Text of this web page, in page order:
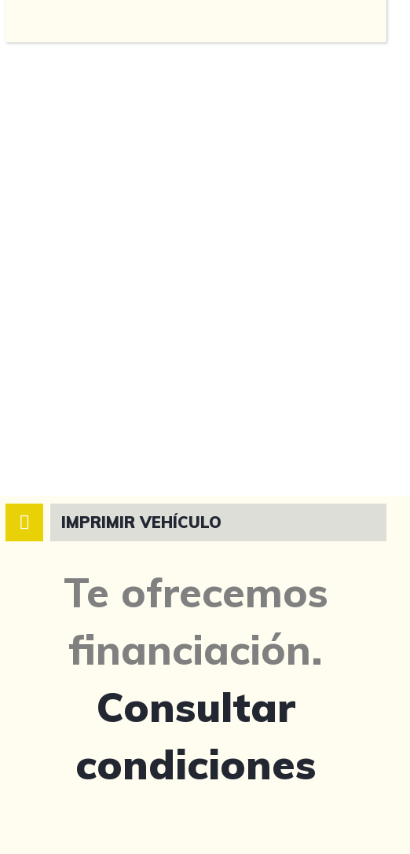
IMPRIMIR VEHÍCULO
Te ofrecemos
financiación.
Consultar
condiciones